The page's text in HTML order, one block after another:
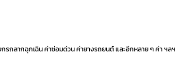
รถลากฉุกเฉิน ค่าซ่อมด่วน ค่ายางรถยนต์ และอีกหลาย ๆ ค่า ฯลฯ